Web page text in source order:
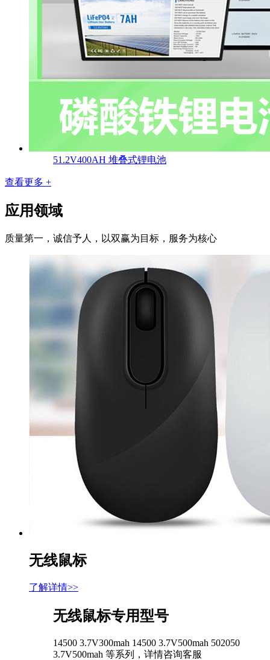
51.2V400AH 堆叠式锂电池
查看更多 +
应用领域
质量第一，诚信予人，以双赢为目标，服务为核心
无线鼠标
了解详情>>
无线鼠标专用型号
14500 3.7V300mah 14500 3.7V500mah 502050
3.7V500mah 等系列，详情咨询客服